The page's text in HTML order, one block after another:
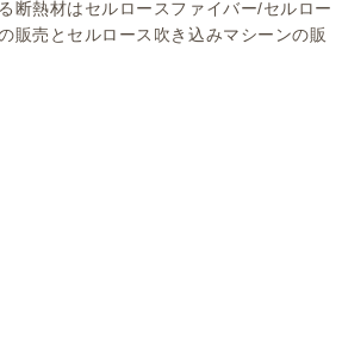
断熱材はセルロースファイバー/セルロー
販売とセルロース吹き込みマシーンの販